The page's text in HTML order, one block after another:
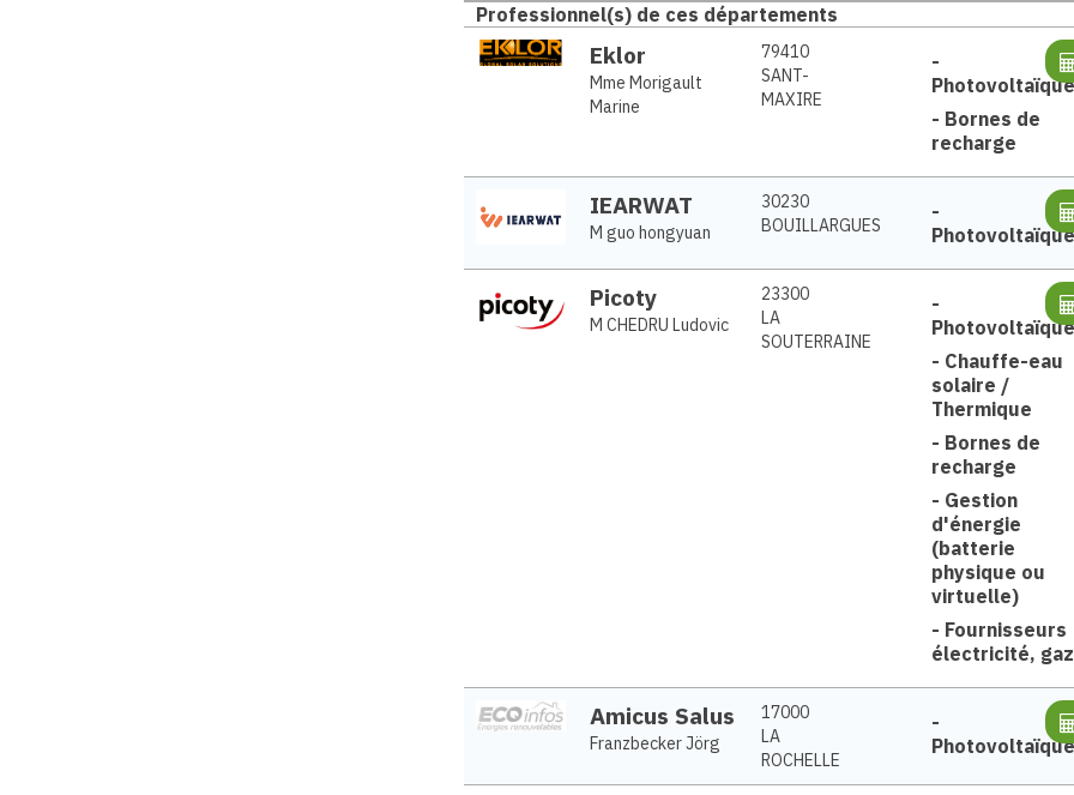
Professionnel(s) de ces départements
Eklor
Mme Morigault
Marine
79410
SANT-
MAXIRE
-
Photovoltaïque
- Bornes de
recharge
IEARWAT
M guo hongyuan
30230
BOUILLARGUES
-
Photovoltaïque
Picoty
M CHEDRU Ludovic
23300
LA
SOUTERRAINE
-
Photovoltaïque
- Chauffe-eau
solaire /
Thermique
- Bornes de
recharge
- Gestion
d'énergie
(batterie
physique ou
virtuelle)
- Fournisseurs
électricité, gaz
Amicus Salus
Franzbecker Jörg
17000
LA
ROCHELLE
-
Photovoltaïque